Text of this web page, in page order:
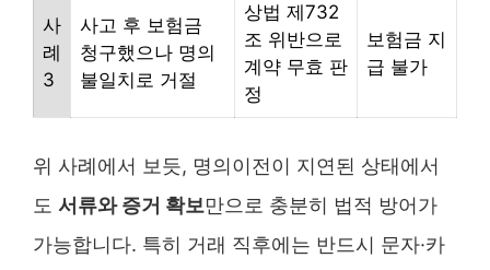
사
례
3
사고 후 보험금
청구했으나 명의
불일치로 거절
상법 제732
조 위반으로
계약 무효 판
정
보험금 지
급 불가
위 사례에서 보듯, 명의이전이 지연된 상태에서
도 서류와 증거 확보만으로 충분히 법적 방어가
가능합니다. 특히 거래 직후에는 반드시 문자·카